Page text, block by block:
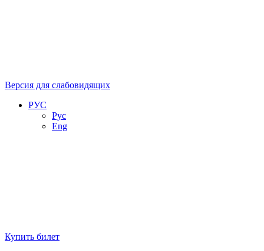
Версия для слабовидящих
РУС
Рус
Eng
Купить билет